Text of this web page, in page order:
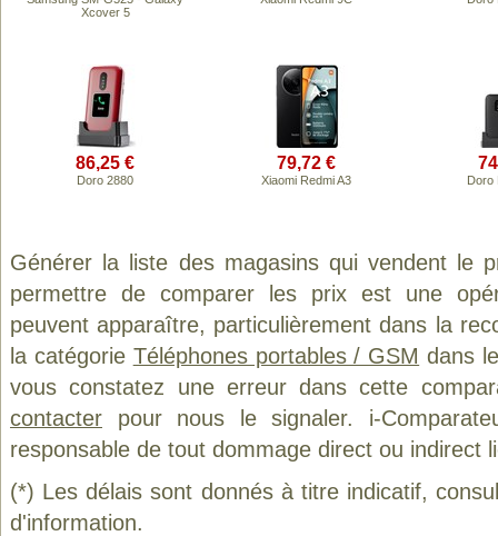
Xcover 5
86,25 €
Doro 2880
79,72 €
Xiaomi Redmi A3 Doro
Générer la liste des magasins qui vendent le
permettre de comparer les prix est une
peuvent apparaître, particulièrement dans la
la catégorie Téléphones portables / GSM dans
vous constatez une erreur dans cette
contacter pour nous le signaler. i-
responsable de tout dommage direct ou indirect
(*) Les délais sont donnés à titre indicatif,
d'information.